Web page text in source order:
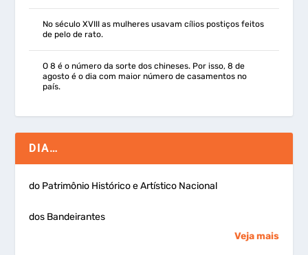
No século XVIII as mulheres usavam cílios postiços feitos
de pelo de rato.
O 8 é o número da sorte dos chineses. Por isso, 8 de
agosto é o dia com maior número de casamentos no
país.
DIA…
do Patrimônio Histórico e Artístico Nacional
dos Bandeirantes
Veja mais